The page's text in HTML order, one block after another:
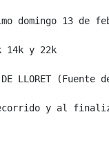
domingo 13
14k y 22k
DE LLORET
y al